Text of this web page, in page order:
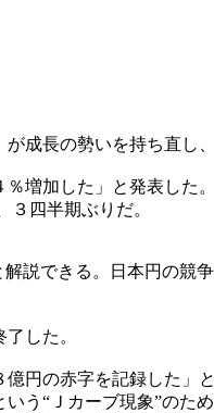
成長の勢いを持ち直し
増加した」と発表した
四半期ぶりだ。
説できる。日本円の競
した。
円の赤字を記録した」
う“Ｊカーブ現象”のた